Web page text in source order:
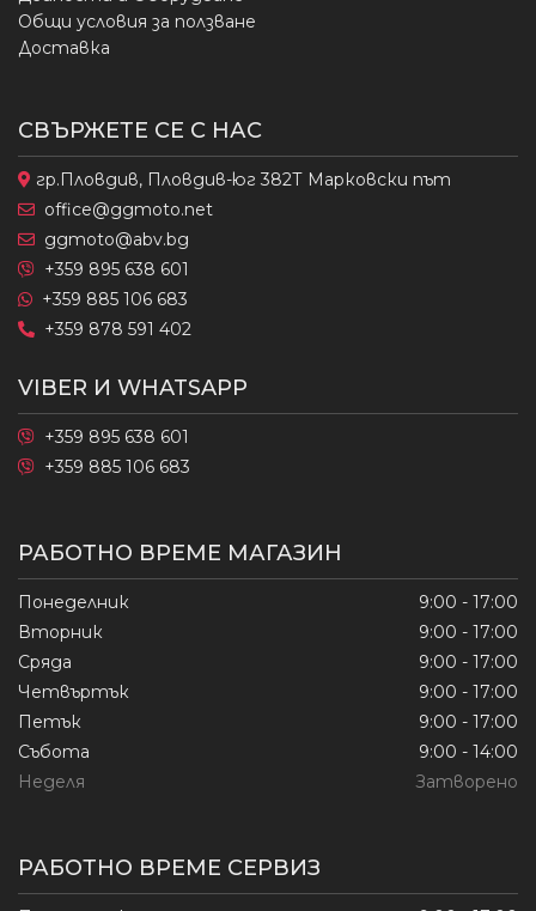
Общи условия за ползване
Доставка
СВЪРЖЕТЕ СЕ С НАС
гр.Пловдив, Пловдив-юг 382Т Марковски път
office@ggmoto.net
ggmoto@abv.bg
+359 895 638 601
+359 885 106 683
+359 878 591 402
VIBER И WHATSAPP
+359 895 638 601
+359 885 106 683
РАБОТНО ВРЕМЕ МАГАЗИН
Понеделник
9:00 - 17:00
Вторник
9:00 - 17:00
Сряда
9:00 - 17:00
Четвъртък
9:00 - 17:00
Петък
9:00 - 17:00
Събота
9:00 - 14:00
Неделя
Затворено
РАБОТНО ВРЕМЕ СЕРВИЗ